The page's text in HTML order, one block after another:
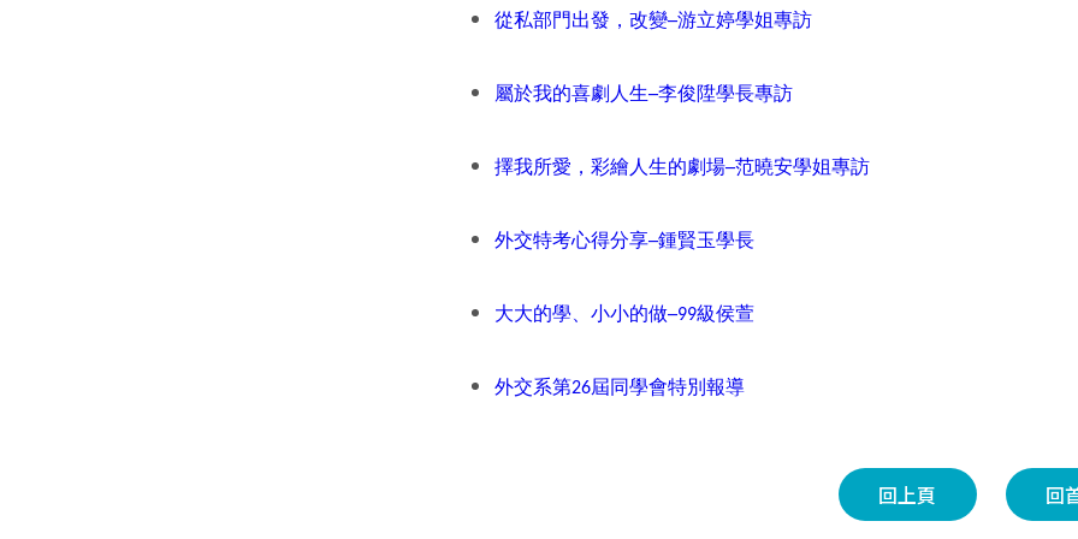
從私部門出發，改變─游立婷學姐專訪
屬於我的喜劇人生─李俊陞學長專訪
擇我所愛，彩繪人生的劇場─范曉安學姐專訪
外交特考心得分享─鍾賢玉學長
大大的學、小小的做─99級侯萱
外交系第26屆同學會特別報導
回上頁 回